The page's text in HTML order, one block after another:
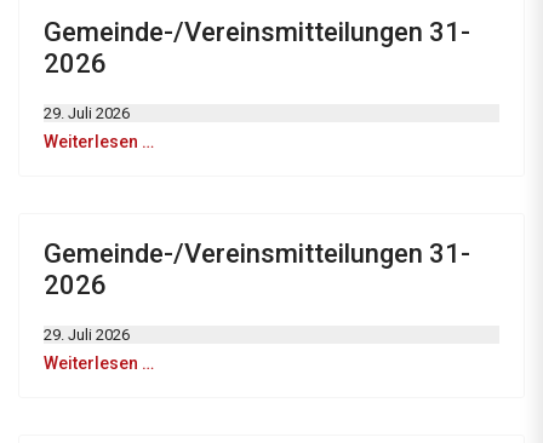
Gemeinde-/Vereinsmitteilungen 31-
2026
29. Juli 2026
Weiterlesen …
Gemeinde-/Vereinsmitteilungen 31-
2026
29. Juli 2026
Weiterlesen …